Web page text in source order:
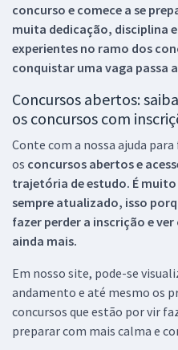
concurso e comece a se
muita dedicação, disciplina
experientes no ramo dos
conquistar uma vaga passa
Concursos abertos:
os concursos com
Conte com a nossa ajuda
os concursos abertos e
trajetória de estudo. É
sempre atualizado, isso
fazer perder a inscrição e
ainda mais.
Em nosso site, pode-se
andamento e até mesmo os
concursos que estão por vir
preparar com mais calma e